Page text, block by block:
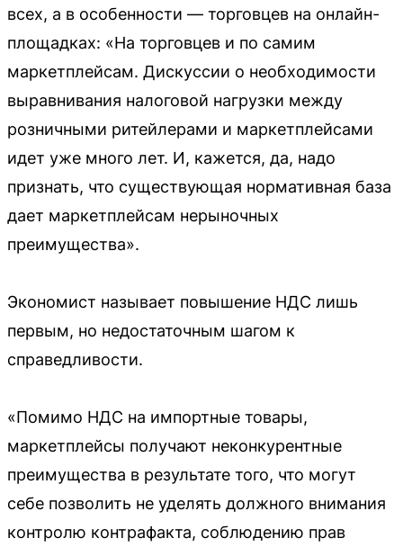
всех, а в особенности — торговцев на онлайн-
площадках: «На торговцев и по самим
маркетплейсам. Дискуссии о необходимости
выравнивания налоговой нагрузки между
розничными ритейлерами и маркетплейсами
идет уже много лет. И, кажется, да, надо
признать, что существующая нормативная база
дает маркетплейсам нерыночных
преимущества».
Экономист называет повышение НДС лишь
первым, но недостаточным шагом к
справедливости.
«Помимо НДС на импортные товары,
маркетплейсы получают неконкурентные
преимущества в результате того, что могут
себе позволить не уделять должного внимания
контролю контрафакта, соблюдению прав